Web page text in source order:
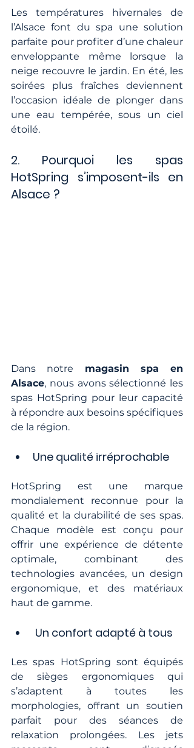
Les températures hivernales de
l’Alsace font du spa une solution
parfaite pour profiter d’une chaleur
enveloppante même lorsque la
neige recouvre le jardin. En été, les
soirées plus fraîches deviennent
l’occasion idéale de plonger dans
une eau tempérée, sous un ciel
étoilé.
2. Pourquoi les spas
HotSpring s’imposent-ils en
Alsace ?
Dans notre magasin spa en
Alsace, nous avons sélectionné les
spas HotSpring pour leur capacité
à répondre aux besoins spécifiques
de la région.
Une qualité irréprochable
HotSpring est une marque
mondialement reconnue pour la
qualité et la durabilité de ses spas.
Chaque modèle est conçu pour
offrir une expérience de détente
optimale, combinant des
technologies avancées, un design
ergonomique, et des matériaux
haut de gamme.
Un confort adapté à tous
Les spas HotSpring sont équipés
de sièges ergonomiques qui
s’adaptent à toutes les
morphologies, offrant un soutien
parfait pour des séances de
relaxation prolongées. Les jets